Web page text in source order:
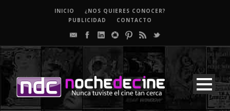
INICIO
¿NOS QUIERES CONOCER?
PUBLICIDAD
CONTACTO